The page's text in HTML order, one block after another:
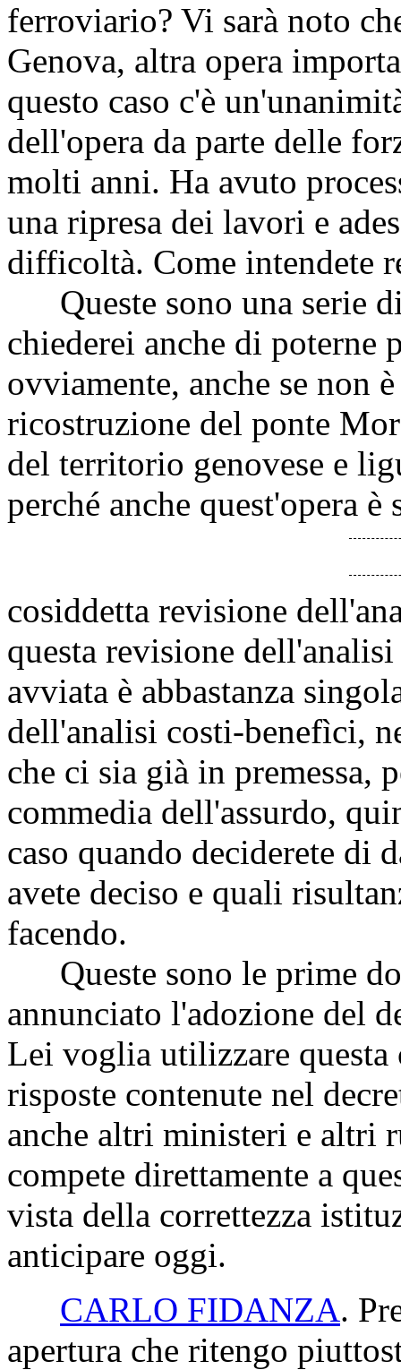
ferroviario? Vi sarà noto
Genova, altra opera
questo caso c'è
dell'opera da parte delle
molti anni. Ha avuto
una ripresa dei lavori e
difficoltà. Come intendete
Queste sono una serie
chiederei anche di poterne
ovviamente, anche se non
ricostruzione del ponte
del territorio genovese e
perché anche quest'opera è
cosiddetta revisione
questa revisione
avviata è abbastanza
dell'analisi costi-benefìci,
che ci sia già in premessa,
commedia dell'assurdo,
caso quando deciderete di
avete deciso e quali
facendo.
Queste sono le prime
annunciato l'adozione del
Lei voglia utilizzare questa
risposte contenute nel
anche altri ministeri e altri
compete direttamente a
vista della correttezza
anticipare oggi.
CARLO FIDANZA.
apertura che ritengo